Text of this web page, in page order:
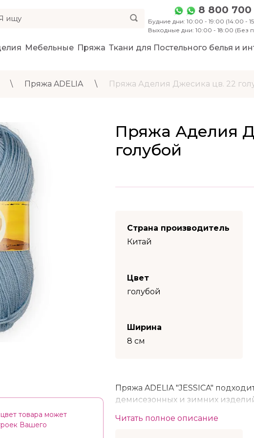
8 800 700
Будние дни: 10:00 - 19:00 (14:00 -
Выходные дни: 10:00 - 18:00 (Без
Мебельные Пряжа Ткани для Постельного белья и
\ Пряжа ADELIA \ Пряжа Аделия Джесика цв. 22
товара может
Вашего
Пряжа Аделия
голубой
Страна производитель
Китай
Цвет
голубой
Ширина
8 см
Пряжа ADELIA "JESSICA"
демисезонных и зимних
Читать полное описание